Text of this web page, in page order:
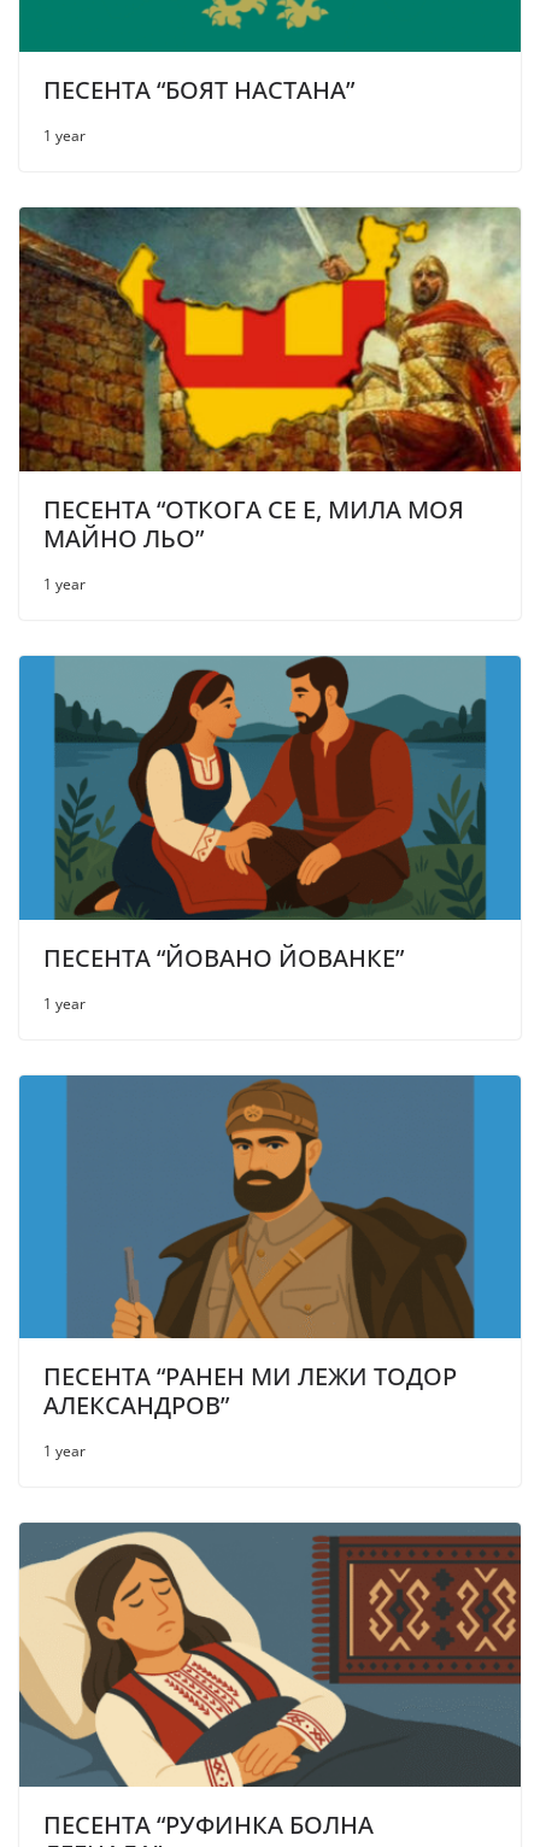
ПЕСЕНТА “БОЯТ НАСТАНА”
1 year
ПЕСЕНТА “ОТКОГА СЕ Е, МИЛА МОЯ
МАЙНО ЛЬО”
1 year
ПЕСЕНТА “ЙОВАНО ЙОВАНКЕ”
1 year
ПЕСЕНТА “РАНЕН МИ ЛЕЖИ ТОДОР
АЛЕКСАНДРОВ”
1 year
ПЕСЕНТА “РУФИНКА БОЛНА